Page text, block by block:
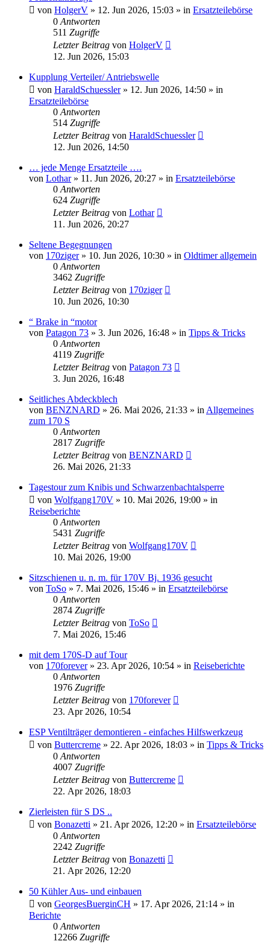
von HolgerV » 12. Jun 2026, 15:03 » in Ersatzteilebörse
0 Antworten
511 Zugriffe
Letzter Beitrag von HolgerV
12. Jun 2026, 15:03
Kupplung Verteiler/ Antriebswelle
von HaraldSchuessler» 12. Jun 2026, 14:50 » in
Ersatzteilebörse
0 Antworten
514 Zugriffe
Letzter Beitrag von HaraldSchuessler
12. Jun 2026, 14:50
… jede Menge Ersatzteile ….
von Lothar» 11. Jun 2026, 20:27 » in Ersatzteilebörse
0 Antworten
624 Zugriffe
Letzter Beitrag von Lothar
11. Jun 2026, 20:27
Seltene Begegnungen
von 170ziger» 10. Jun 2026, 10:30 » in Oldtimer allgemein
0 Antworten
3462 Zugriffe
Letzter Beitrag von 170ziger
10. Jun 2026, 10:30
“ Brake in “motor
von Patagon 73 » 3. Jun 2026, 16:48 » in Tipps & Tricks
0 Antworten
4119 Zugriffe
Letzter Beitrag von Patagon 73
3. Jun 2026, 16:48
Seitliches Abdeckblech
von BENZNARD » 26. Mai 2026, 21:33 » in Allgemeines
zum 170 S
0 Antworten
2817 Zugriffe
Letzter Beitrag von BENZNARD
26. Mai 2026, 21:33
Tagestour zum Knibis und Schwarzenbachtalsperre
von Wolfgang170V » 10. Mai 2026, 19:00 » in
Reiseberichte
0 Antworten
5431 Zugriffe
Letzter Beitrag von Wolfgang170V
10. Mai 2026, 19:00
Sitzschienen u. n. m. für 170V Bj. 1936 gesucht
von ToSo » 7. Mai 2026, 15:46 » in Ersatzteilebörse
0 Antworten
2874 Zugriffe
Letzter Beitrag von ToSo
7. Mai 2026, 15:46
mit dem 170S-D auf Tour
von 170forever» 23. Apr 2026, 10:54 » in Reiseberichte
0 Antworten
1976 Zugriffe
Letzter Beitrag von 170forever
23. Apr 2026, 10:54
ESP Ventilträger demontieren - einfaches Hilfswerkzeug
von Buttercreme » 22. Apr 2026, 18:03 » in Tipps & Tricks
0 Antworten
4007 Zugriffe
Letzter Beitrag von Buttercreme
22. Apr 2026, 18:03
Zierleisten für S DS ..
von Bonazetti » 21. Apr 2026, 12:20 » in Ersatzteilebörse
0 Antworten
2242 Zugriffe
Letzter Beitrag von Bonazetti
21. Apr 2026, 12:20
50 Kühler Aus- und einbauen
von GeorgesBuerginCH » 17. Apr 2026, 21:14 » in
Berichte
0 Antworten
12266 Zugriffe